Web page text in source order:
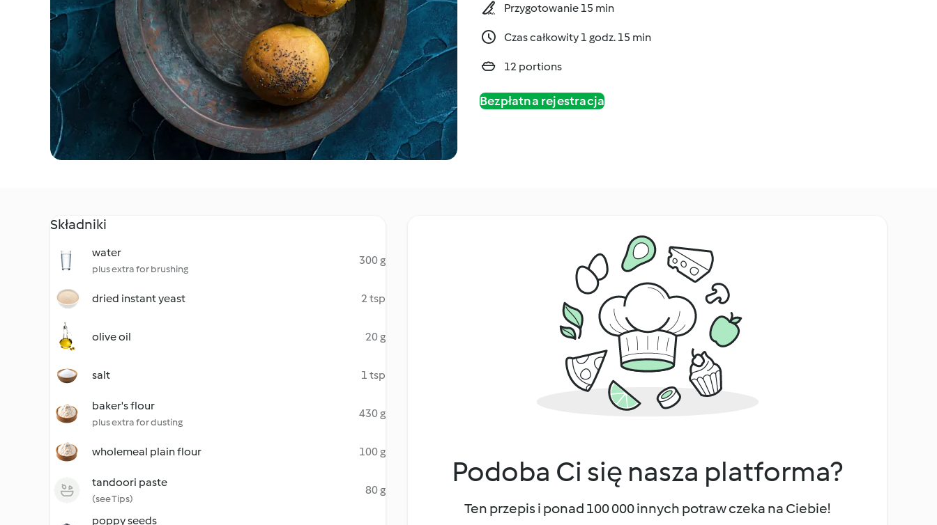
Przygotowanie 15 min
Czas całkowity 1 godz. 15 min
12 portions
Bezpłatna rejestracja
Składniki
water
plus extra for brushing
300 g
dried instant yeast 2 tsp
olive oil 20 g
salt 1 tsp
baker's flour
plus extra for dusting
430 g
wholemeal plain flour 100 g
tandoori paste
(see Tips)
80 g
poppy seeds
Podoba Ci się nasza platforma?
Ten przepis i ponad 100 000 innych potraw czeka na Ciebie!